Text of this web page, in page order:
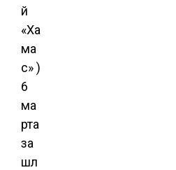
й
«Ха
ма
с» )
6
ма
рта
за
шл